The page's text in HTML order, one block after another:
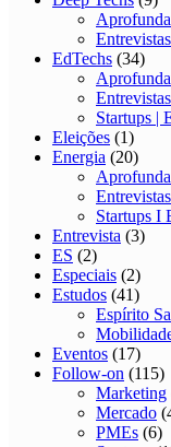
EdTechs (34)
Startups |
Eleições (1)
Energia (20)
Startups I
Entrevista (3)
ES (2)
Especiais (2)
Estudos (41)
Espírito
Eventos (17)
Follow-on (115)
Marketing
Mercado
PMEs (6)